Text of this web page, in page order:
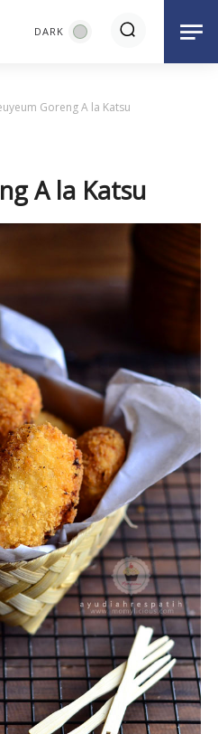
notes
Goreng A la Katsu
A la Katsu